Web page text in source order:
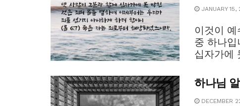
JANUARY 15,
이것이
중 하나입
십자가에
하나님
DECEMBER